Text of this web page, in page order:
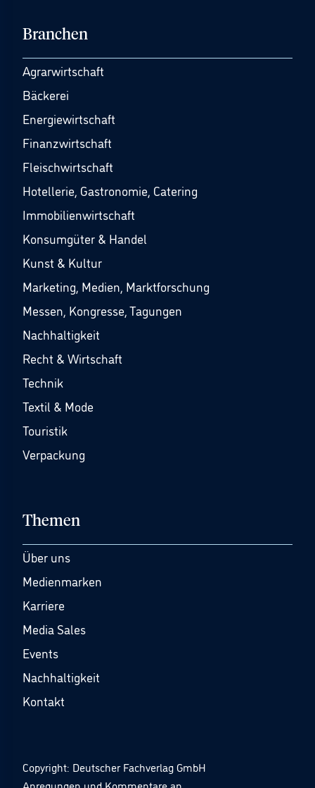
Branchen
Agrarwirtschaft
Bäckerei
Energiewirtschaft
Finanzwirtschaft
Fleischwirtschaft
Hotellerie, Gastronomie, Catering
Immobilienwirtschaft
Konsumgüter & Handel
Kunst & Kultur
Marketing, Medien, Marktforschung
Messen, Kongresse, Tagungen
Nachhaltigkeit
Recht & Wirtschaft
Technik
Textil & Mode
Touristik
Verpackung
Themen
Über uns
Medienmarken
Karriere
Media Sales
Events
Nachhaltigkeit
Kontakt
Copyright: Deutscher Fachverlag GmbH